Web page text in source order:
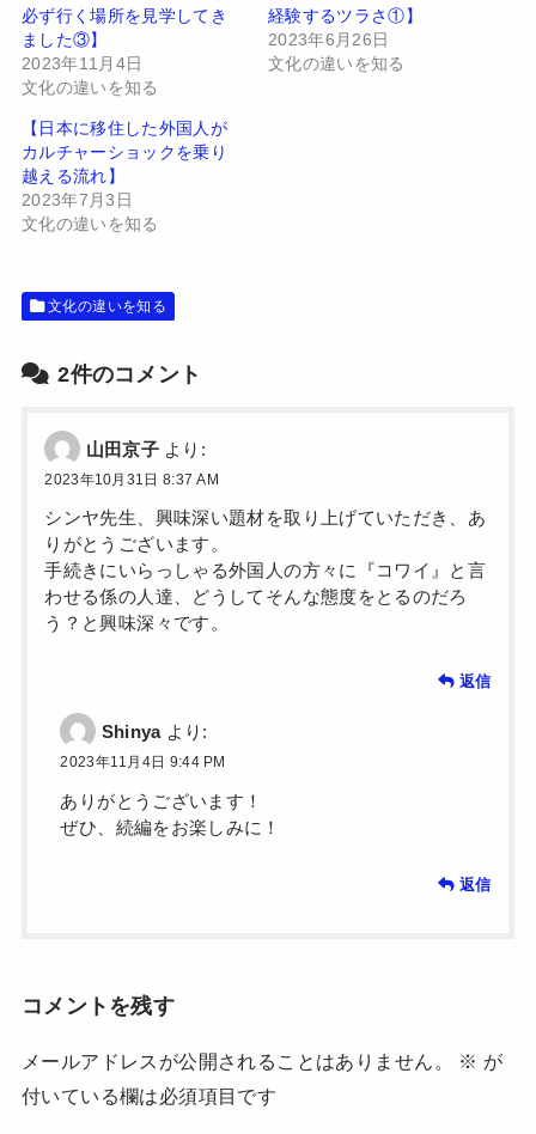
r
で
共
有
(
新
い
ウ
ィ
ン
ド
ウ
で
開
)
る
ク
リ
ッ
し
て
く
だ
さ
い
(
新
ィ
ン
ド
開
き
)
必ず行く場所を見学してき
ました③】
2023年11月4日
文化の違いを知る
経験するツラさ①】
2023年6月26日
文化の違いを知る
【日本に移住した外国人が
カルチャーショックを乗り
越える流れ】
2023年7月3日
文化の違いを知る
文化の違いを知る
2件のコメント
山田京子 より:
2023年10月31日 8:37 AM
シンヤ先生、興味深い題材を取り上げていただき、あ
りがとうございます。
手続きにいらっしゃる外国人の方々に『コワイ』と言
わせる係の人達、どうしてそんな態度をとるのだろ
う？と興味深々です。
返信
Shinya より:
2023年11月4日 9:44 PM
ありがとうございます！
ぜひ、続編をお楽しみに！
返信
コメントを残す
メールアドレスが公開されることはありません。 ※ が
付いている欄は必須項目です